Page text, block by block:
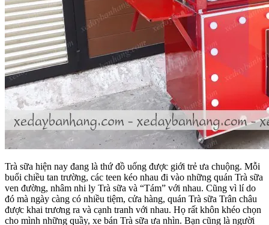
Trà sữa hiện nay đang là thứ đồ uống được giới trẻ ưa chuộng. Mỗi
buổi chiều tan trường, các teen kéo nhau đi vào những quán Trà sữa
ven đường, nhâm nhi ly Trà sữa và “Tám” với nhau. Cũng vì lí do
đó mà ngày càng có nhiều tiệm, cửa hàng, quán Trà sữa Trân châu
được khai trương ra và cạnh tranh với nhau. Họ rất khôn khéo chọn
cho mình những quầy, xe bán Trà sữa ưa nhìn. Bạn cũng là người